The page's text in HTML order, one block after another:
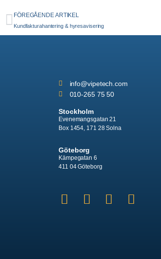
FÖREGÅENDE ARTIKEL
Kundfakturahantering & hyresavisering
info@vipetech.com
010-265 75 50
Stockholm
Evenemangsgatan 21
Box 1454, 171 28 Solna
Göteborg
Kämpegatan 6
411 04 Göteborg